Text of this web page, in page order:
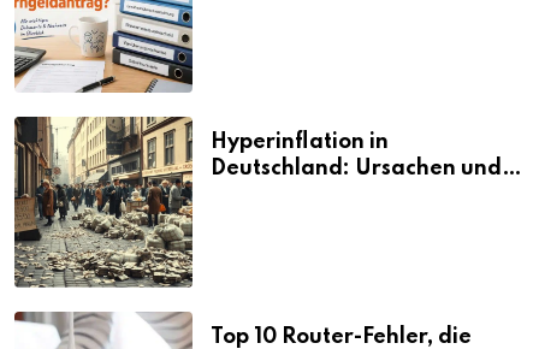
Hyperinflation in
Deutschland: Ursachen und
Top 10 Router-Fehler, die